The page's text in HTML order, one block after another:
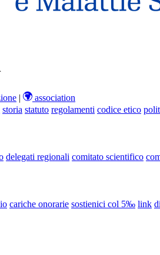
|
association
storia statuto regolamenti codice etico
delegati regionali comitato scientifico
cariche onorarie sostienici col 5‰ link